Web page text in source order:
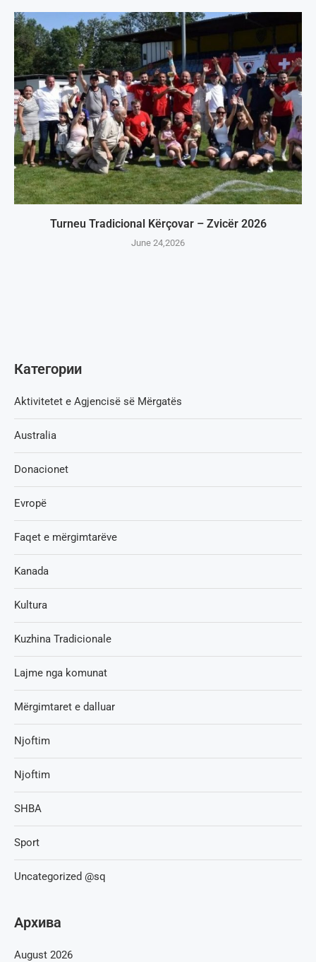
Turneu Tradicional Kërçovar – Zvicër 2026
June 24,2026
Категории
Aktivitetet e Agjencisë së Мërgatës
Australia
Donacionet
Evropë
Faqet e mërgimtarëve
Kanada
Kultura
Kuzhina Tradicionale
Lajme nga komunat
Mërgimtaret e dalluar
Njoftim
Njoftim
SHBA
Sport
Uncategorized @sq
Архива
August 2026